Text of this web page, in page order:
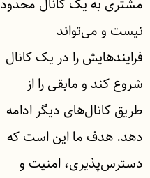
مشتری به یک کانال محدود
نیست و می‌تواند
فرایندهایش را در یک کانال
شروع کند و مابقی را از
طریق کانال‌های دیگر ادامه
دهد. هدف ما این است که
دسترس‌پذیری، امنیت و